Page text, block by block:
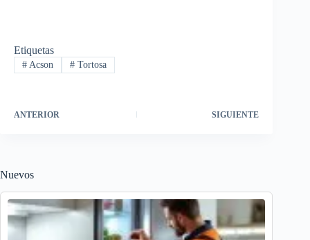
Etiquetas
#Acson #Tortosa
ANTERIOR SIGUIENTE
Nuevos